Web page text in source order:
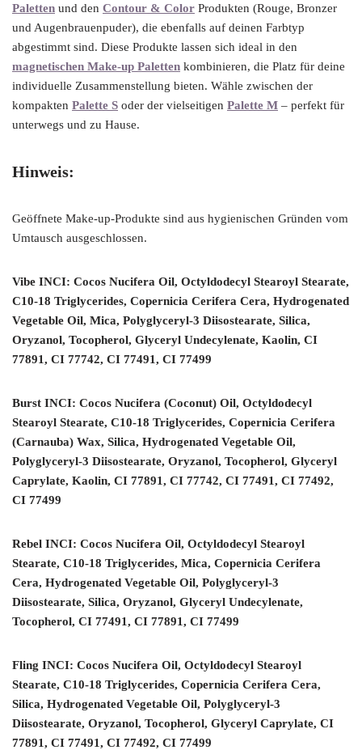
Paletten und den Contour & Color Produkten (Rouge, Bronzer
und Augenbrauenpuder), die ebenfalls auf deinen Farbtyp
abgestimmt sind. Diese Produkte lassen sich ideal in den
magnetischen Make-up Paletten kombinieren, die Platz für deine
individuelle Zusammenstellung bieten. Wähle zwischen der
kompakten Palette S oder der vielseitigen Palette M – perfekt für
unterwegs und zu Hause.
Hinweis:
Geöffnete Make-up-Produkte sind aus hygienischen Gründen vom
Umtausch ausgeschlossen.
Vibe INCI: Cocos Nucifera Oil, Octyldodecyl Stearoyl Stearate,
C10-18 Triglycerides, Copernicia Cerifera Cera, Hydrogenated
Vegetable Oil, Mica, Polyglyceryl-3 Diisostearate, Silica,
Oryzanol, Tocopherol, Glyceryl Undecylenate, Kaolin, CI
77891, CI 77742, CI 77491, CI 77499
Burst INCI: Cocos Nucifera (Coconut) Oil, Octyldodecyl
Stearoyl Stearate, C10-18 Triglycerides, Copernicia Cerifera
(Carnauba) Wax, Silica, Hydrogenated Vegetable Oil,
Polyglyceryl-3 Diisostearate, Oryzanol, Tocopherol, Glyceryl
Caprylate, Kaolin, CI 77891, CI 77742, CI 77491, CI 77492,
CI 77499
Rebel INCI: Cocos Nucifera Oil, Octyldodecyl Stearoyl
Stearate, C10-18 Triglycerides, Mica, Copernicia Cerifera
Cera, Hydrogenated Vegetable Oil, Polyglyceryl-3
Diisostearate, Silica, Oryzanol, Glyceryl Undecylenate,
Tocopherol, CI 77491, CI 77891, CI 77499
Fling INCI: Cocos Nucifera Oil, Octyldodecyl Stearoyl
Stearate, C10-18 Triglycerides, Copernicia Cerifera Cera,
Silica, Hydrogenated Vegetable Oil, Polyglyceryl-3
Diisostearate, Oryzanol, Tocopherol, Glyceryl Caprylate, CI
77891, CI 77491, CI 77492, CI 77499